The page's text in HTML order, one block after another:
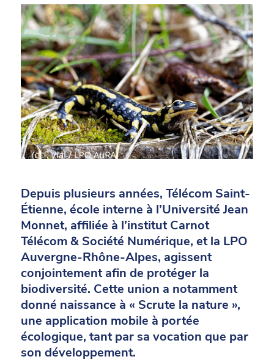
Depuis plusieurs années, Télécom Saint-
Étienne, école interne à l’Université Jean
Monnet, affiliée à l’institut Carnot
Télécom & Société Numérique, et la LPO
Auvergne-Rhône-Alpes, agissent
conjointement afin de protéger la
biodiversité. Cette union a notamment
donné naissance à « Scrute la nature »,
une application mobile à portée
écologique, tant par sa vocation que par
son développement.